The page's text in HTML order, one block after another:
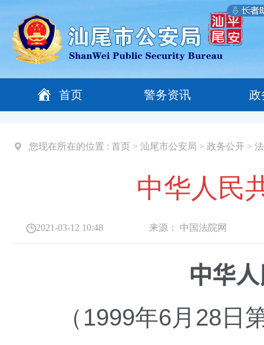
首页 警务资讯 政
您现在所在的位置 : 首页 > 汕尾市公安局 > 政务公开 >
中华人民
2021-03-12 10:48 来源： 中国法院网
中华
（1999年6月28日第